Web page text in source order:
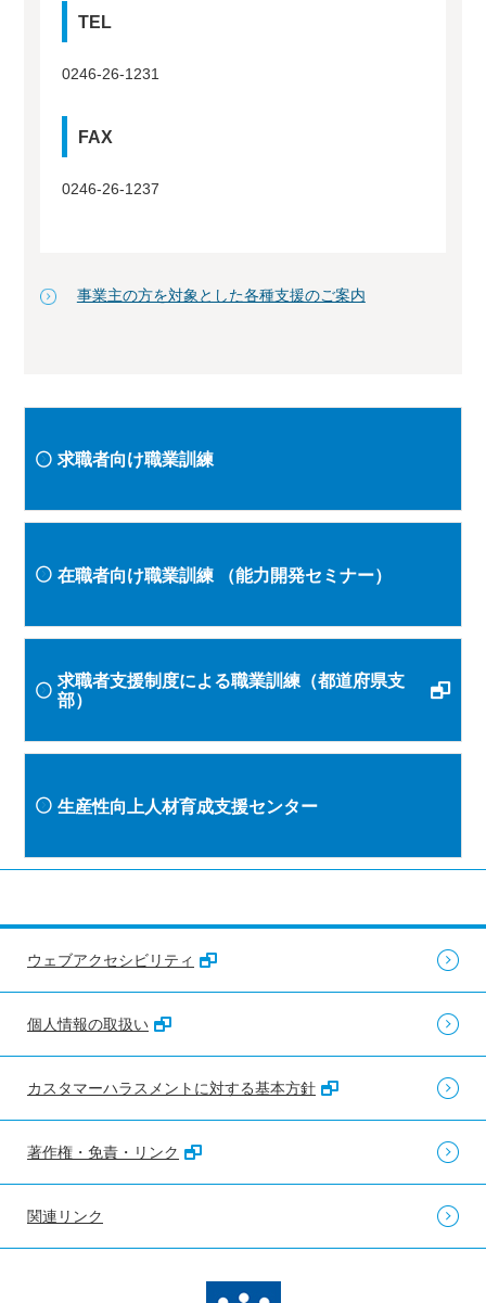
TEL
0246-26-1231
FAX
0246-26-1237
事業主の方を対象とした各種支援のご案内
求職者向け職業訓練
在職者向け職業訓練 （能力開発セミナー）
求職者支援制度による職業訓練（都道府県支
部）
生産性向上人材育成支援センター
ウェブアクセシビリティ
個人情報の取扱い
カスタマーハラスメントに対する基本方針
著作権・免責・リンク
関連リンク